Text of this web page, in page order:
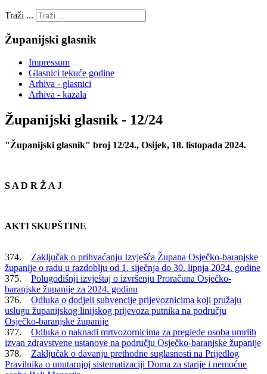
Traži ...
Županijski glasnik
Impressum
Glasnici tekuće godine
Arhiva - glasnici
Arhiva - kazala
Županijski glasnik - 12/24
"Županijski glasnik" broj 12/24., Osijek, 18. listopada 2024.
S A D R Ž A J
AKTI SKUPŠTINE
374. Zaključak o prihvaćanju Izvješća Župana Osječko-baranjske
županije o radu u razdoblju od 1. siječnja do 30. lipnja 2024. godine
375. Polugodišnji izvještaj o izvršenju Proračuna Osječko-
baranjske županije za 2024. godinu
376. Odluka o dodjeli subvencije prijevoznicima koji pružaju
uslugu županijskog linijskog prijevoza putnika na području
Osječko-baranjske županije
377. Odluka o naknadi mrtvozornicima za preglede osoba umrlih
izvan zdravstvene ustanove na području Osječko-baranjske županije
378. Zaključak o davanju prethodne suglasnosti na Prijedlog
Pravilnika o unutarnjoj sistematizaciji Doma za starije i nemoćne